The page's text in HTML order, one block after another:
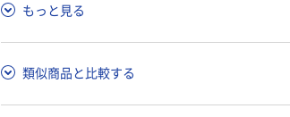
もっと見る
類似商品と比較する